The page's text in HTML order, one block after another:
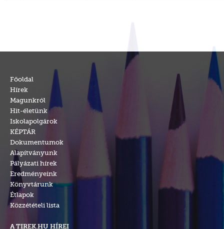
Főoldal
Hírek
Magunkról
Hit-életünk
Iskolapolgárok
KÉPTÁR
Dokumentumok
Alapítványunk
Pályázati hírek
Eredményeink
Könyvtárunk
Étlapok
Közzétételi lista
A TIREK.HU HÍREI